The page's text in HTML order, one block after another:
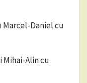
Daniel cu
Mihai-Alin cu